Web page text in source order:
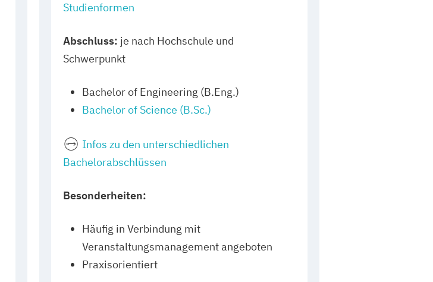
Studienformen
Abschluss: je nach Hochschule und
Schwerpunkt
Bachelor of Engineering (B.Eng.)
Bachelor of Science (B.Sc.)
Infos zu den unterschiedlichen
Bachelorabschlüssen
Besonderheiten:
Häufig in Verbindung mit
Veranstaltungsmanagement angeboten
Praxisorientiert